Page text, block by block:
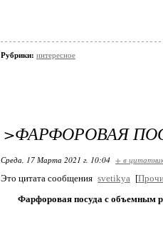
Рубрики: интересное
>ФАРФОРОВАЯ
Среда, 17 Марта 2021 г. 10:04 + в
Это цитата сообщения svetikya [
Фарфоровая посуда с объемным